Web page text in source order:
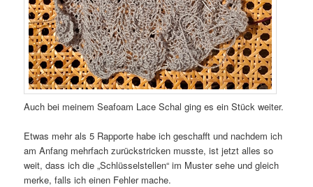
Auch bei meinem Seafoam Lace Schal ging es ein Stück weiter.
Etwas mehr als 5 Rapporte habe ich geschafft und nachdem ich
am Anfang mehrfach zurückstricken musste, ist jetzt alles so
weit, dass ich die „Schlüsselstellen“ im Muster sehe und gleich
merke, falls ich einen Fehler mache.